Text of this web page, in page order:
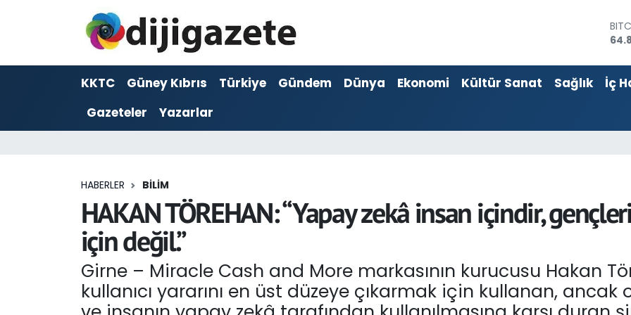
KKTC Güney Kıbrıs Türkiye Gündem Dünya Ekonomi Kültür Sanat Sağlık İç
Gazeteler
Yazarlar
HABERLER BILIM
HAKAN TÖREHAN: “Yapay zekâ insan içindir,
için değil.”
Girne – Miracle Cash and More markasının kurucusu Hakan
kullanıcı yararını en üst düzeye çıkarmak için kullanan, ancak
ADVERTORIAL
Dijigazete
Foto Galeri
Güncel
Hava Durumu
Trafik Durumu
Haber Arşivi